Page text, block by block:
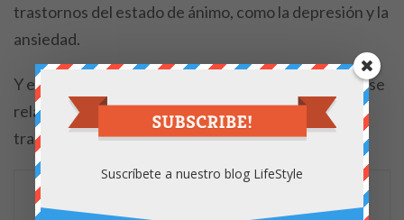
trastornos del estado de ánimo, como la depresión y la
ansiedad.
Y es que la carencia y deficiencia de este nutriente se
relaciona con un mayor riesgo de depresión y
trastornos del estado de ánimo.
Mantener niveles óptimos de
Suscríbete a nuestro blog LifeStyle